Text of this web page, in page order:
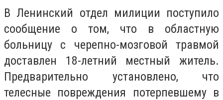
В Ленинский отдел милиции поступило
сообщение о том, что в областную
больницу с черепно-мозговой травмой
доставлен 18-летний местный житель.
Предварительно установлено, что
телесные повреждения потерпевшему в